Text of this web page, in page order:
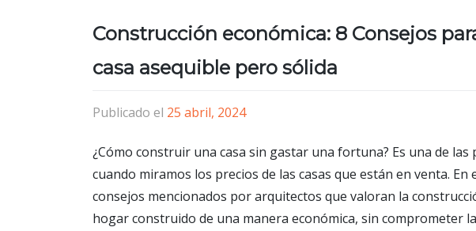
Construcción económica: 8 Consejos
casa asequible pero sólida
Publicado el 25 abril, 2024
¿Cómo construir una casa sin gastar una fortuna? Es una de
cuando miramos los precios de las casas que están en venta.
consejos mencionados por arquitectos que valoran la
hogar construido de una manera económica, sin comprometer